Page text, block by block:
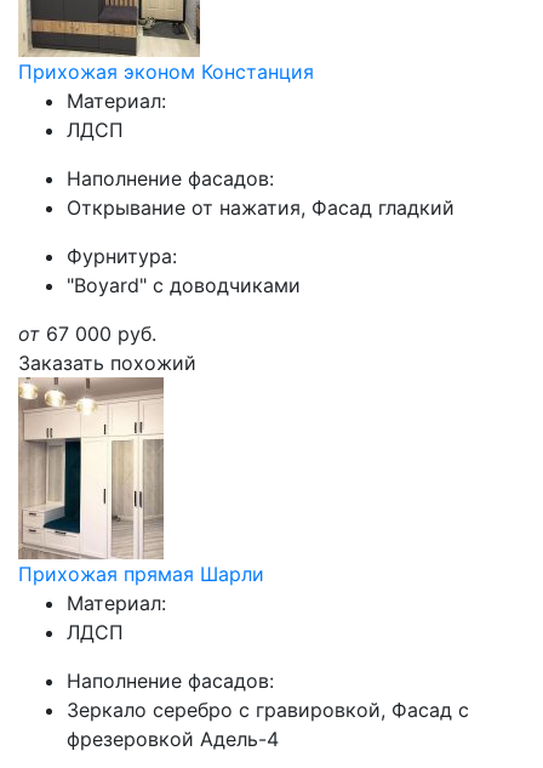
Прихожая эконом Констанция
Материал:
ЛДСП
Наполнение фасадов:
Открывание от нажатия, Фасад гладкий
Фурнитура:
"Boyard" с доводчиками
от 67 000 руб.
Заказать похожий
Прихожая прямая Шарли
Материал:
ЛДСП
Наполнение фасадов:
Зеркало серебро с гравировкой, Фасад с
фрезеровкой Адель-4